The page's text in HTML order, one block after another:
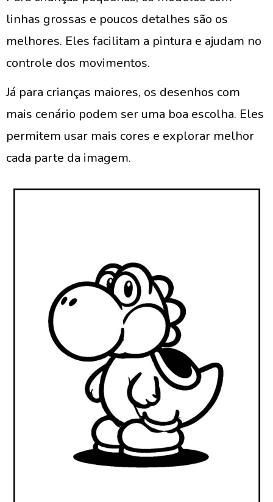
linhas grossas e poucos detalhes são os
melhores. Eles facilitam a pintura e ajudam no
controle dos movimentos.
Já para crianças maiores, os desenhos com
mais cenário podem ser uma boa escolha. Eles
permitem usar mais cores e explorar melhor
cada parte da imagem.